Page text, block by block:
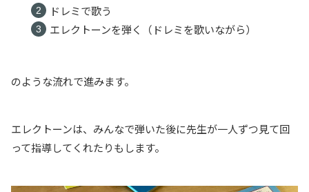
ドレミで歌う
エレクトーンを弾く（ドレミを歌いながら）
のような流れで進みます。
エレクトーンは、みんなで弾いた後に先生が一人ずつ見て回
って指導してくれたりもします。